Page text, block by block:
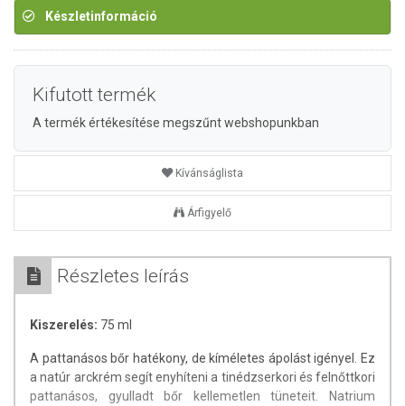
Készletinformáció
Kifutott termék
A termék értékesítése megszűnt webshopunkban
Kívánságlista
Árfigyelő
Részletes leírás
Kiszerelés: 75 ml
A pattanásos bőr hatékony, de kíméletes ápolást igényel. Ez
a natúr arckrém segít enyhíteni a tinédzserkori és felnőttkori
pattanásos, gyulladt bőr kellemetlen tüneteit. Natrium